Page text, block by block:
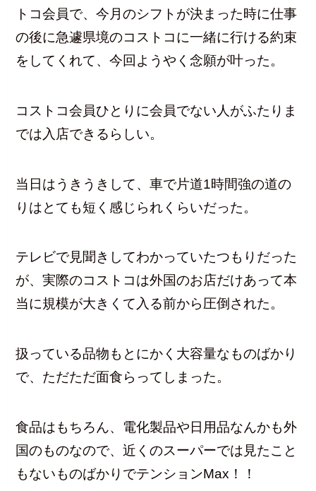
トコ会員で、今月のシフトが決まった時に仕事
の後に急遽県境のコストコに一緒に行ける約束
をしてくれて、今回ようやく念願が叶った。
コストコ会員ひとりに会員でない人がふたりま
では入店できるらしい。
当日はうきうきして、車で片道1時間強の道の
りはとても短く感じられくらいだった。
テレビで見聞きしてわかっていたつもりだった
が、実際のコストコは外国のお店だけあって本
当に規模が大きくて入る前から圧倒された。
扱っている品物もとにかく大容量なものばかり
で、ただただ面食らってしまった。
食品はもちろん、電化製品や日用品なんかも外
国のものなので、近くのスーパーでは見たこと
もないものばかりでテンションMax！！